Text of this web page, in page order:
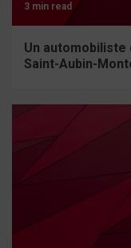
3 min read
Un automobiliste
Saint-Aubin-